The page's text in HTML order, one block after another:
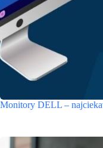
Monitory DELL –